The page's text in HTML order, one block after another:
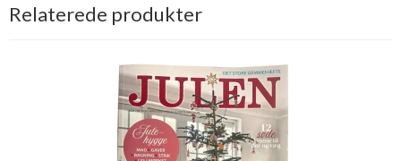
Relaterede produkter